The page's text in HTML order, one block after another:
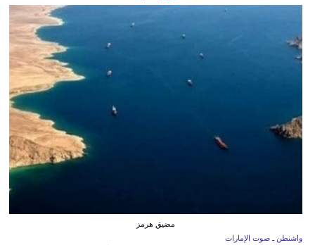
مضيق هرمز
واشنطن ـ صوت الإمارات